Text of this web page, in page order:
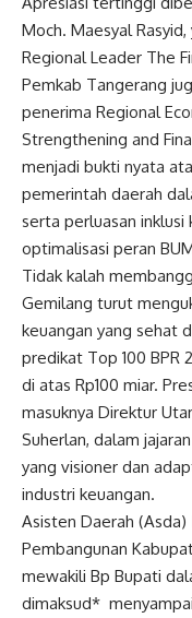
Moch. Maesyal
Regional Leader The
Pemkab Tangerang
penerima Regional
Strengthening and
menjadi bukti nyata
pemerintah daerah
serta perluasan inklusi
optimalisasi peran
Tidak kalah
Gemilang turut
keuangan yang sehat
predikat Top 100 BPR
di atas Rp100 miar.
masuknya Direktur
Suherlan, dalam
yang visioner dan
industri keuangan.
Asisten Daerah
Pembangunan
mewakili Bp Bupati
dimaksud*